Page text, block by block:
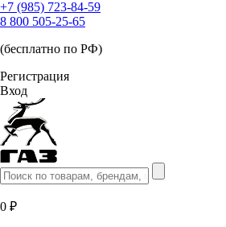
+7 (985) 723-84-59
8 800 505-25-65
(бесплатно по РФ)
Регистрация
Вход
0 ₽